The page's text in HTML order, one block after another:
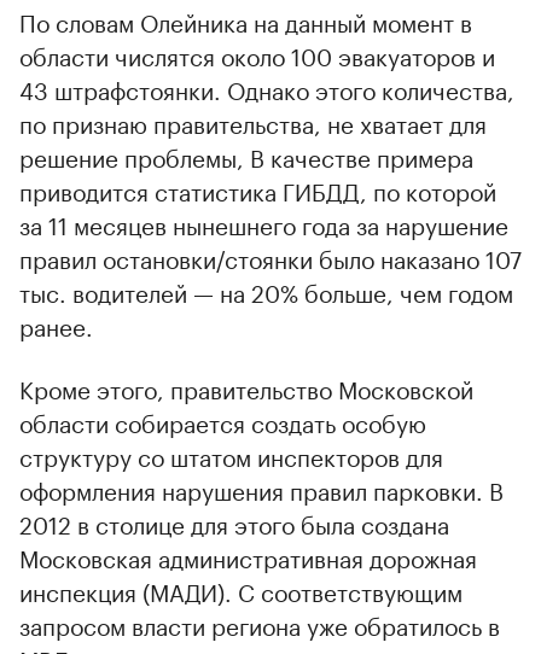
По словам Олейника на данный момент в
области числятся около 100 эвакуаторов и
43 штрафстоянки. Однако этого количества,
по признаю правительства, не хватает для
решение проблемы, В качестве примера
приводится статистика ГИБДД, по которой
за 11 месяцев нынешнего года за нарушение
правил остановки/стоянки было наказано 107
тыс. водителей — на 20% больше, чем годом
ранее.
Кроме этого, правительство Московской
области собирается создать особую
структуру со штатом инспекторов для
оформления нарушения правил парковки. В
2012 в столице для этого была создана
Московская административная дорожная
инспекция (МАДИ). С соответствующим
запросом власти региона уже обратилось в